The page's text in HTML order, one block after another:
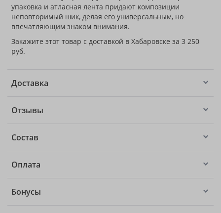
упаковка и атласная лента придают композиции
неповторимый шик, делая его универсальным, но
впечатляющим знаком внимания.
Закажите этот товар с доставкой в Хабаровске за 3 250
руб.
Доставка
Отзывы
Состав
Оплата
Бонусы